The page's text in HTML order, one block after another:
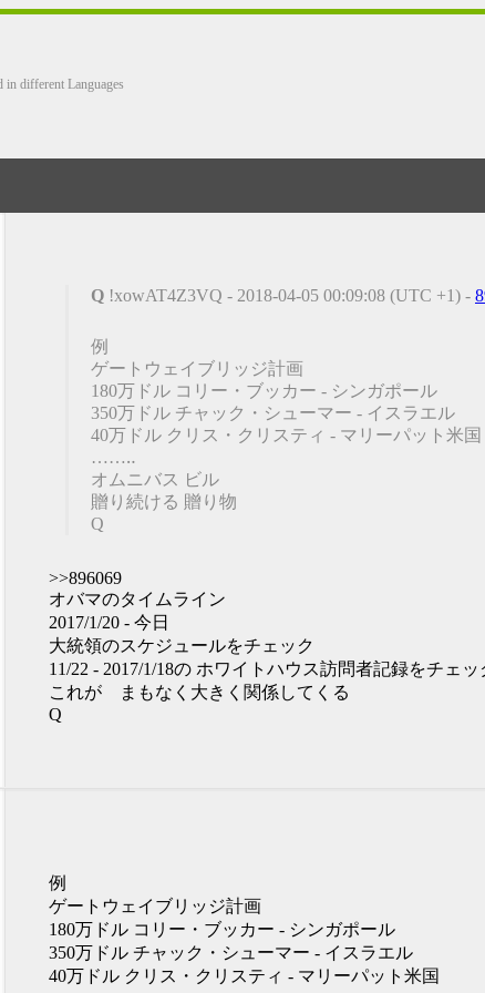
in different Languages
Q !xowAT4Z3VQ - 2018-04-05 00:09:08 (UTC +1) -
例
ゲートウェイブリッジ計画
180万ドル コリー・ブッカー - シンガポール
350万ドル チャック・シューマー - イスラエル
40万ドル クリス・クリスティ - マリーパット米国
……‥
オムニバス ビル
贈り続ける 贈り物
Q
>>896069
オバマのタイムライン
2017/1/20 - 今日
大統領のスケジュールをチェック
11/22 - 2017/1/18の ホワイトハウス訪問者記録をチェッ
これが まもなく大きく関係してくる
Q
例
ゲートウェイブリッジ計画
180万ドル コリー・ブッカー - シンガポール
350万ドル チャック・シューマー - イスラエル
40万ドル クリス・クリスティ - マリーパット米国